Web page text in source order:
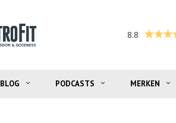
8.8
BLOG PODCASTS MERKEN